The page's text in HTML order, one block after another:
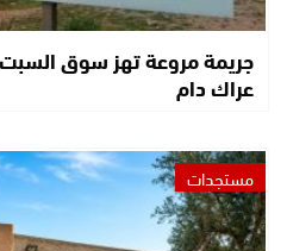
جريمة مروعة تهز سوق
عراك دام
مستجدات